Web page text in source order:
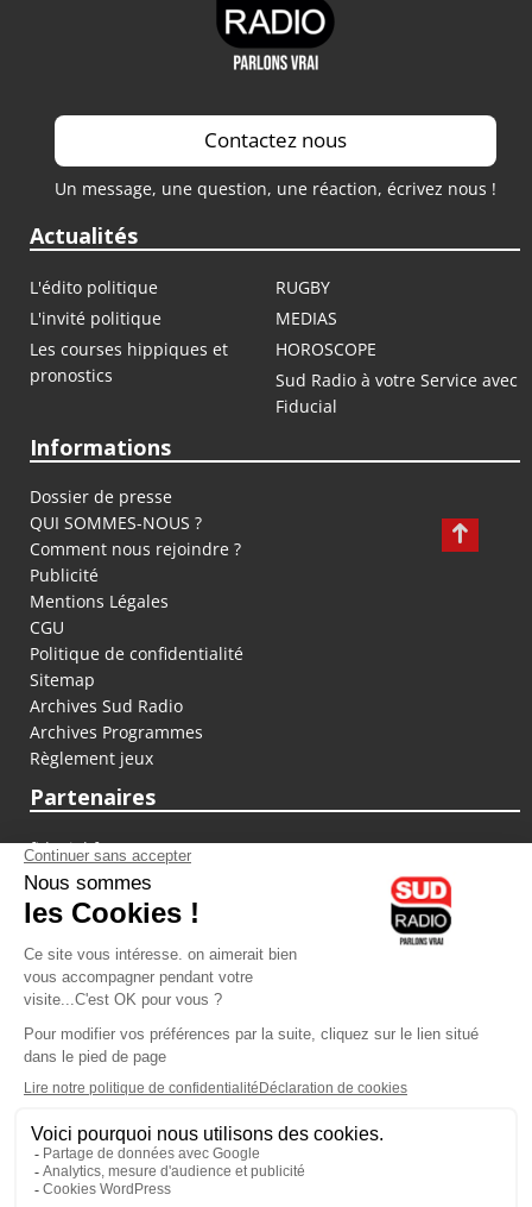
Contactez nous
Un message, une question, une réaction, écrivez nous !
Actualités
L'édito politique
RUGBY
L'invité politique
MEDIAS
Les courses hippiques et
pronostics
HOROSCOPE
Sud Radio à votre Service avec
Fiducial
Informations
Dossier de presse
QUI SOMMES-NOUS ?
Comment nous rejoindre ?
Publicité
Mentions Légales
CGU
Politique de confidentialité
Sitemap
Archives Sud Radio
Archives Programmes
Règlement jeux
Partenaires
fiducial.fr
lyoncapitale.fr
olympique-et-lyonnais.com
L'application Iphone / Android
Téléchargez l'application
Les cookies
Gestion des cookies
Crédit photos : ©Sud Radio / Pierre Olivier